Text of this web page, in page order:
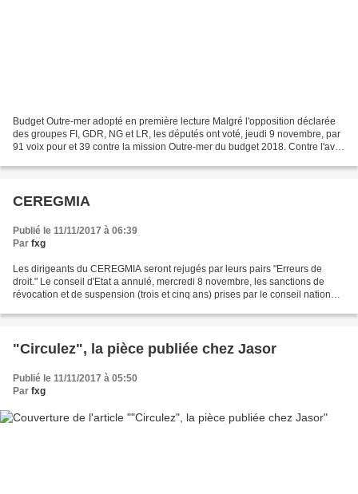
Budget Outre-mer adopté en première lecture Malgré l'opposition déclarée
des groupes FI, GDR, NG et LR, les députés ont voté, jeudi 9 novembre, par
91 voix pour et 39 contre la mission Outre-mer du budget 2018. Contre l'avis
CEREGMIA
Publié le 11/11/2017 à 06:39
Par fxg
Les dirigeants du CEREGMIA seront rejugés par leurs pairs "Erreurs de
droit." Le conseil d'Etat a annulé, mercredi 8 novembre, les sanctions de
révocation et de suspension (trois et cinq ans) prises par le conseil national
"Circulez", la pièce publiée chez Jasor
Publié le 11/11/2017 à 05:50
Par fxg